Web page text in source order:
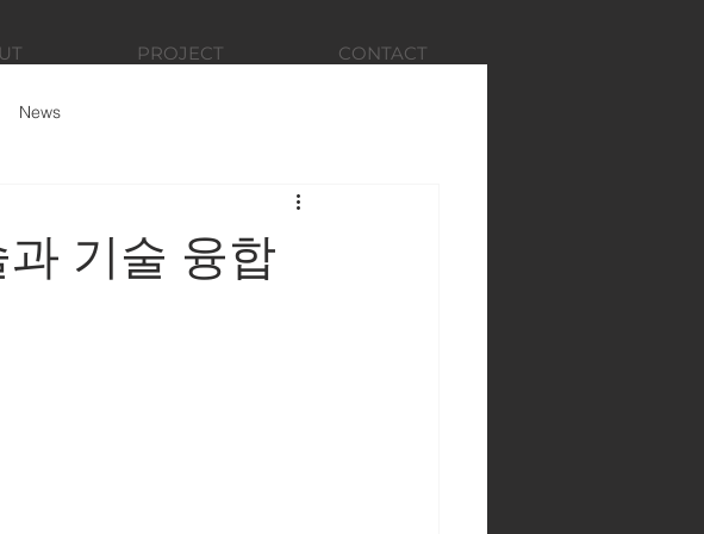
PROJECT CONTACT
News
기술 융합